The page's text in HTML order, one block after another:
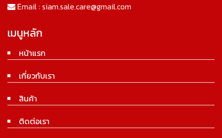
Email : siam.sale.care@gmail.com
เมนูหลัก
หน้าแรก
เกี่ยวกับเรา
สินค้า
ติดต่อเรา